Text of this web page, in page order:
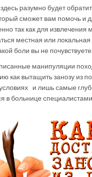
разумно будет
сможет вам помочь и
так как для извлечения
местная или локальная
боли вы не
манипуляции
как вытащить занозу из
и лишь самые
в больнице